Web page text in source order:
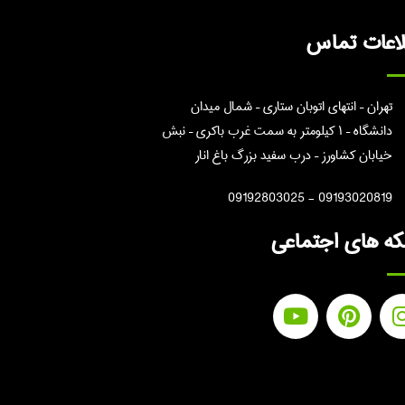
تماس
تهران – انتهای اتوبان ستاری – شمال میدان
دانشگاه – ۱ کیلومتر به سمت غرب باکری – نبش
خیابان کشاورز – درب سفید بزرگ باغ انار
09193020819 - 09192803025
های اجتماعی